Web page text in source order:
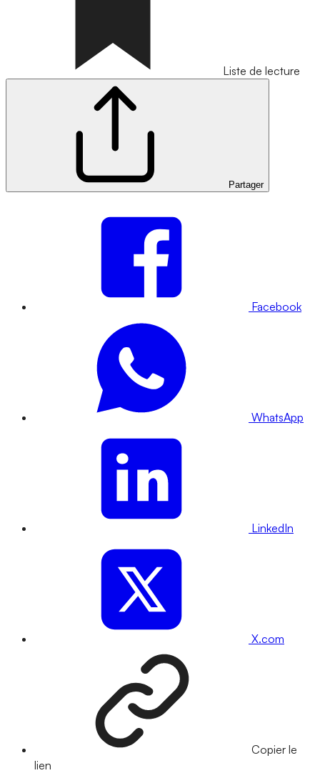
Liste de lecture
Partager
Facebook
WhatsApp
LinkedIn
X.com
Copier le
lien